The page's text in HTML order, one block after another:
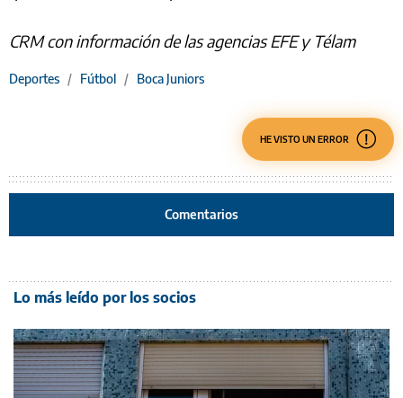
CRM con información de las agencias EFE y Télam
Deportes / Fútbol / Boca Juniors
HE VISTO UN ERROR
Comentarios
Lo más leído por los socios